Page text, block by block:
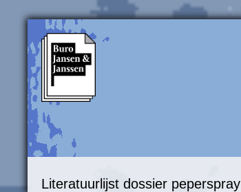
Literatuurlijst dossier peperspray